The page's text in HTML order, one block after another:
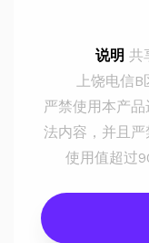
说明 共
上饶电信
严禁使用本产
法内容，并且
使用值超过